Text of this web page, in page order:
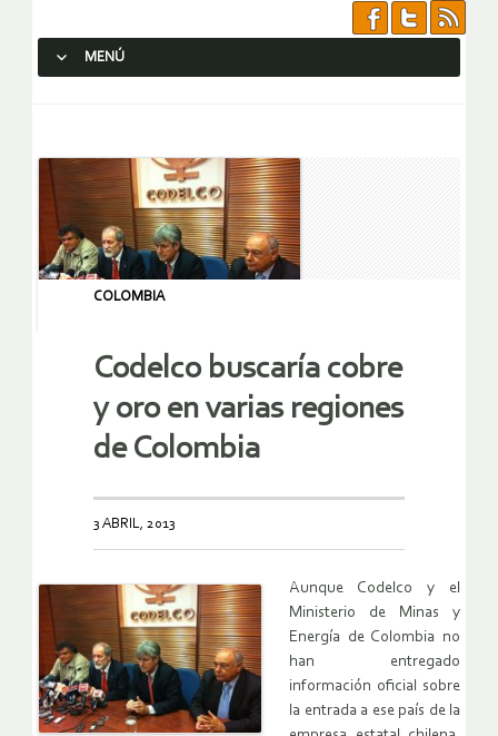
MENÚ
COLOMBIA
Codelco buscaría cobre
y oro en varias regiones
de Colombia
3 ABRIL, 2013
Aunque Codelco y el
Ministerio de Minas y
Energía de Colombia no
han entregado
información oficial sobre
la entrada a ese país de la